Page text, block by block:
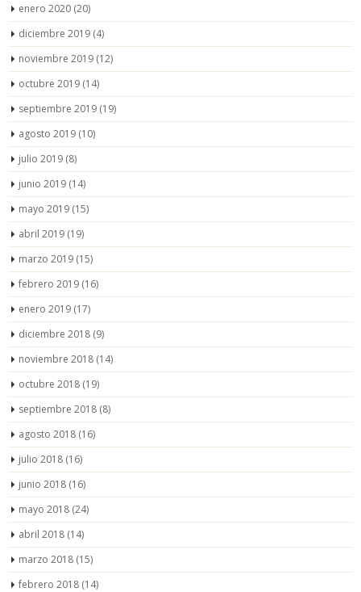
enero 2020 (20)
diciembre 2019 (4)
noviembre 2019 (12)
octubre 2019 (14)
septiembre 2019 (19)
agosto 2019 (10)
julio 2019 (8)
junio 2019 (14)
mayo 2019 (15)
abril 2019 (19)
marzo 2019 (15)
febrero 2019 (16)
enero 2019 (17)
diciembre 2018 (9)
noviembre 2018 (14)
octubre 2018 (19)
septiembre 2018 (8)
agosto 2018 (16)
julio 2018 (16)
junio 2018 (16)
mayo 2018 (24)
abril 2018 (14)
marzo 2018 (15)
febrero 2018 (14)